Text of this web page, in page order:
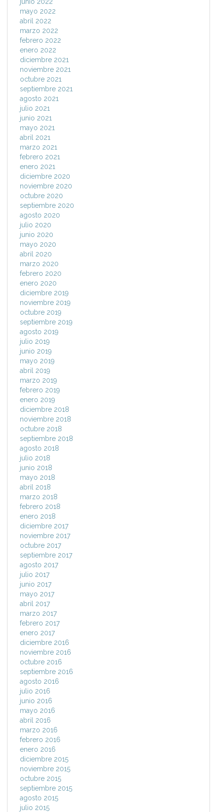
mayo 2022
abril 2022
marzo 2022
febrero 2022
enero 2022
diciembre 2021
noviembre 2021
octubre 2021
septiembre 2021
agosto 2021
julio 2021
junio 2021
mayo 2021
abril 2021
marzo 2021
febrero 2021
enero 2021
diciembre 2020
noviembre 2020
octubre 2020
septiembre 2020
agosto 2020
julio 2020
junio 2020
mayo 2020
abril 2020
marzo 2020
febrero 2020
enero 2020
diciembre 2019
noviembre 2019
octubre 2019
septiembre 2019
agosto 2019
julio 2019
junio 2019
mayo 2019
abril 2019
marzo 2019
febrero 2019
enero 2019
diciembre 2018
noviembre 2018
octubre 2018
septiembre 2018
agosto 2018
julio 2018
junio 2018
mayo 2018
abril 2018
marzo 2018
febrero 2018
enero 2018
diciembre 2017
noviembre 2017
octubre 2017
septiembre 2017
agosto 2017
julio 2017
junio 2017
mayo 2017
abril 2017
marzo 2017
febrero 2017
enero 2017
diciembre 2016
noviembre 2016
octubre 2016
septiembre 2016
agosto 2016
julio 2016
junio 2016
mayo 2016
abril 2016
marzo 2016
febrero 2016
enero 2016
diciembre 2015
noviembre 2015
octubre 2015
septiembre 2015
agosto 2015
julio 2015